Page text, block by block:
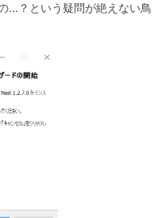
…？という疑問が絶えない鳥